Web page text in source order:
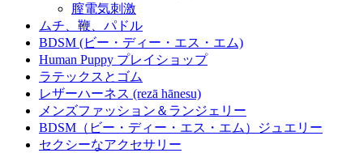
膣電気刺激
ムチ、鞭、パドル
BDSM (ビー・ディー・エス・エム)
Human Puppy プレイショップ
ラテックスとゴム
レザーハーネス (rezā hānesu)
メンズファッション＆ランジェリー
BDSM（ビー・ディー・エス・エム）ジュエリー
セクシーなアクセサリー